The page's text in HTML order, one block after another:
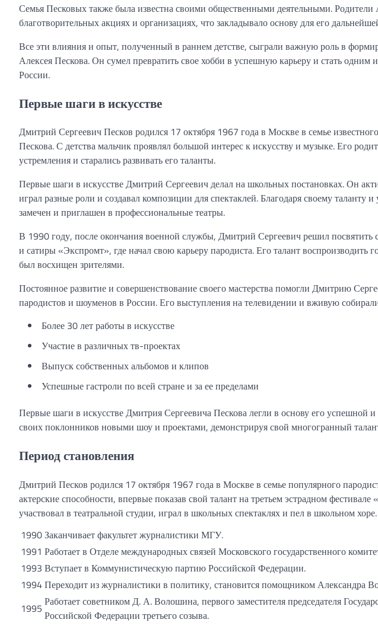
Семья Песковых также была известна своими общественными деятельными. Родители
благотворительных акциях и организациях, что закладывало основу для его
Все эти влияния и опыт, полученный в раннем детстве, сыграли важную роль в
Алексея Пескова. Он сумел превратить свое хобби в успешную карьеру и стать одним
России.
Первые шаги в искусстве
Дмитрий Сергеевич Песков родился 17 октября 1967 года в Москве в семье
Пескова. С детства мальчик проявлял большой интерес к искусству и музыке. Его
устремления и старались развивать его таланты.
Первые шаги в искусстве Дмитрий Сергеевич делал на школьных постановках. Он
играл разные роли и создавал композиции для спектаклей. Благодаря своему
замечен и приглашен в профессиональные театры.
В 1990 году, после окончания военной службы, Дмитрий Сергеевич решил посвятить
и сатиры «Экспромт», где начал свою карьеру пародиста. Его талант
был восхищен зрителями.
Постоянное развитие и совершенствование своего мастерства помогли Дмитрию
пародистов и шоуменов в России. Его выступления на телевидении и вживую
Более 30 лет работы в искусстве
Участие в различных тв-проектах
Выпуск собственных альбомов и клипов
Успешные гастроли по всей стране и за ее пределами
Первые шаги в искусстве Дмитрия Сергеевича Пескова легли в основу его успешной
своих поклонников новыми шоу и проектами, демонстрируя свой многогранный
Период становления
Дмитрий Песков родился 17 октября 1967 года в Москве в семье популярного
актерские способности, впервые показав свой талант на третьем эстрадном
участвовал в театральной студии, играл в школьных спектаклях и пел в школьном хоре.
1990Заканчивает факультет журналистики МГУ.
1991 Работает в Отделе международных связей Московского государственного
1993 Вступает в Коммунистическую партию Российской Федерации.
1994Переходит из журналистики в политику, становится помощником Александра
1995 Работает советником Д. А. Волошина, первого заместителя председателя
Российской Федерации третьего созыва.